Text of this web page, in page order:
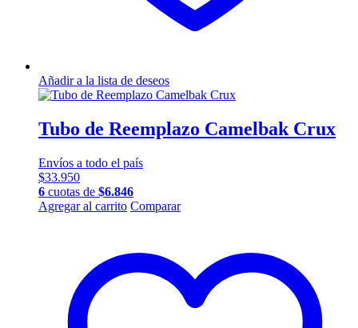
Añadir a la lista de deseos
Tubo de Reemplazo Camelbak Crux
Envíos a todo el país
$33.950
6 cuotas de $6.846
Agregar al carrito Comparar